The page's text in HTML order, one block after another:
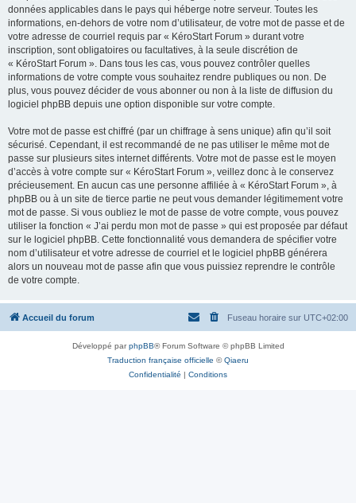
données applicables dans le pays qui héberge notre serveur. Toutes les
informations, en-dehors de votre nom d’utilisateur, de votre mot de passe et de
votre adresse de courriel requis par « KéroStart Forum » durant votre
inscription, sont obligatoires ou facultatives, à la seule discrétion de
« KéroStart Forum ». Dans tous les cas, vous pouvez contrôler quelles
informations de votre compte vous souhaitez rendre publiques ou non. De
plus, vous pouvez décider de vous abonner ou non à la liste de diffusion du
logiciel phpBB depuis une option disponible sur votre compte.
Votre mot de passe est chiffré (par un chiffrage à sens unique) afin qu’il soit
sécurisé. Cependant, il est recommandé de ne pas utiliser le même mot de
passe sur plusieurs sites internet différents. Votre mot de passe est le moyen
d’accès à votre compte sur « KéroStart Forum », veillez donc à le conservez
précieusement. En aucun cas une personne affiliée à « KéroStart Forum », à
phpBB ou à un site de tierce partie ne peut vous demander légitimement votre
mot de passe. Si vous oubliez le mot de passe de votre compte, vous pouvez
utiliser la fonction « J’ai perdu mon mot de passe » qui est proposée par défaut
sur le logiciel phpBB. Cette fonctionnalité vous demandera de spécifier votre
nom d’utilisateur et votre adresse de courriel et le logiciel phpBB générera
alors un nouveau mot de passe afin que vous puissiez reprendre le contrôle
de votre compte.
Accueil du forum Fuseau horaire sur UTC+02:00
Développé parphpBB® Forum Software © phpBB Limited
Traduction française officielle ©Qiaeru
Confidentialité | Conditions